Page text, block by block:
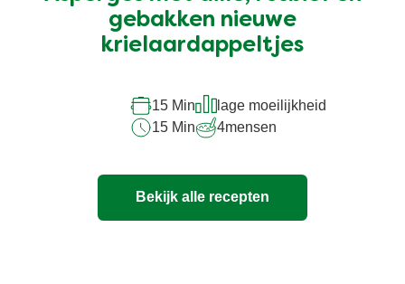
deze
gebakken nieuwe
krielaardappeltjes
15 Min
lage moeilijkheid
15 Min
4mensen
Bekijk alle recepten